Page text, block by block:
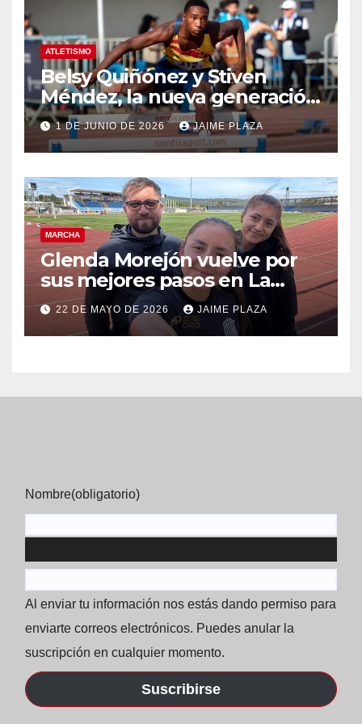
ATLETISMO
Belsy Quiñónez y Stiven
Méndez, la nueva generación
del atletismo
1 DE JUNIO DE 2026 JAIME PLAZA
MARCHA
Glenda Morejón vuelve por
sus mejores pasos en La
Coruña
22 DE MAYO DE 2026 JAIME PLAZA
Nombre(obligatorio)
Al enviar tu información nos estás dando permiso para
enviarte correos electrónicos. Puedes anular la
suscripción en cualquier momento.
Suscribirse